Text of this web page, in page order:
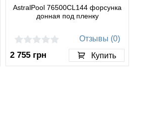
AstralPool 76500CL144 форсунка
донная под пленку
Отзывы (0)
2 755 грн Купить